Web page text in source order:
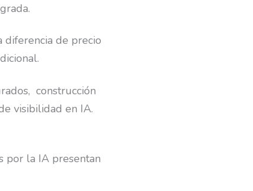
diferencia de precio
construcción
visibilidad en IA.
por la IA presentan